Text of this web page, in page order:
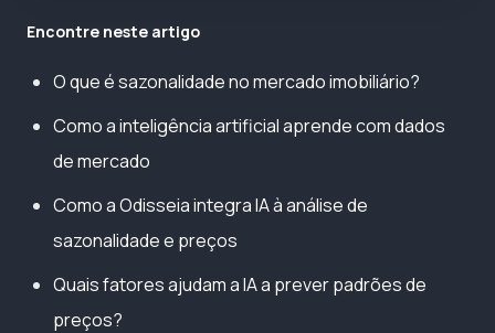
Encontre neste artigo
O que é sazonalidade no mercado imobiliário?
Como a inteligência artificial aprende com dados
de mercado
Como a Odisseia integra IA à análise de
sazonalidade e preços
Quais fatores ajudam a IA a prever padrões de
preços?